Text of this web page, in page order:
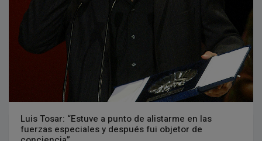
Luis Tosar: “Estuve a punto de alistarme en las
fuerzas especiales y después fui objetor de